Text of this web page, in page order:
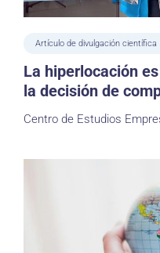
Artículo de divulgación científica
La hiperlocación
la decisión de
Centro de Estudios